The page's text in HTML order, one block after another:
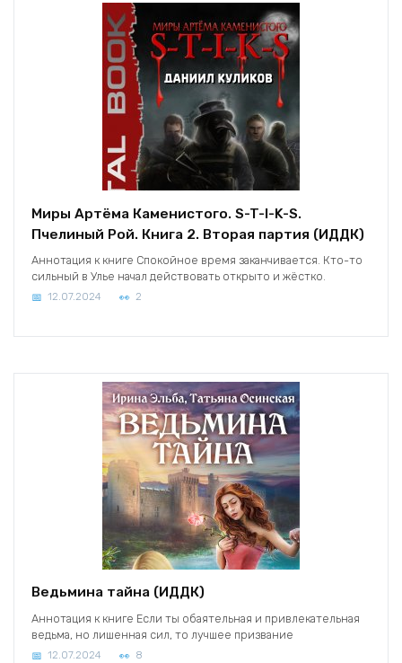
Миры Артёма Каменистого. S-T-I-K-S.
Пчелиный Рой. Книга 2. Вторая партия (ИДДК)
Аннотация к книге Спокойное время заканчивается. Кто-то
сильный в Улье начал действовать открыто и жёстко.
12.07.2024 2
Ведьмина тайна (ИДДК)
Аннотация к книге Если ты обаятельная и привлекательная
ведьма, но лишенная сил, то лучшее призвание
12.07.2024 8